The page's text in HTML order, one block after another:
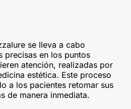
se lleva a cabo
precisas en los puntos
atención, realizadas por
estética. Este proceso
a los pacientes retomar sus
de manera inmediata.